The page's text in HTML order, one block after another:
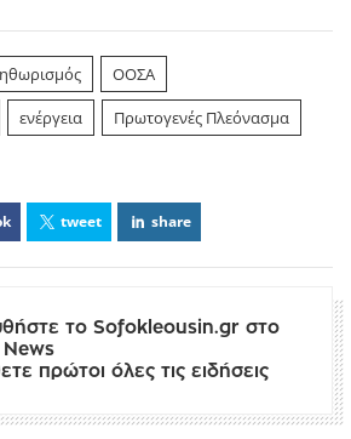
ΟΟΣΑ
ενέργεια
Πρωτογενές Πλεόνασμα
tweet share
το Sofokleousin.gr στο
πρώτοι όλες τις ειδήσεις